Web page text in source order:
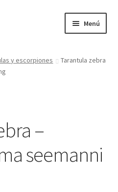
Menú
y escorpiones
Tarantula zebra
–
seemanni